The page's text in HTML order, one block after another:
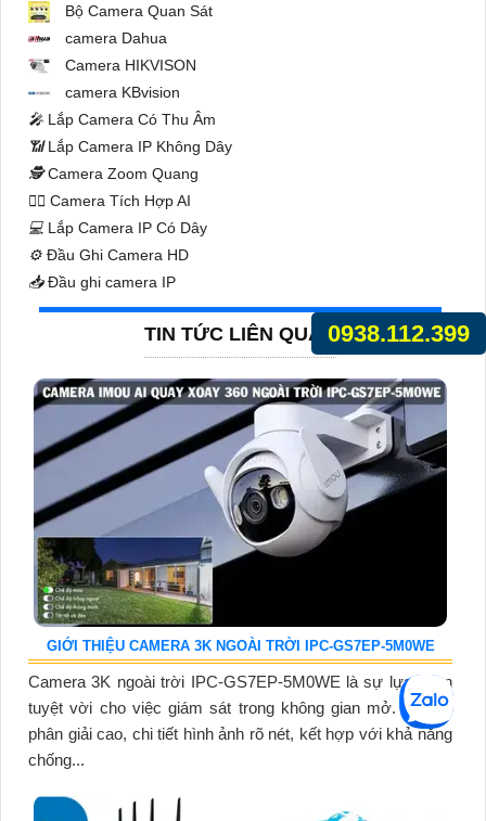
Bộ Camera Quan Sát
camera Dahua
Camera HIKVISON
camera KBvision
️🎤️ Lắp Camera Có Thu Âm
📶Lắp Camera IP Không Dây
🕵️Camera Zoom Quang
🧛‍♀️ Camera Tích Hợp AI
💻 Lắp Camera IP Có Dây
⚙️ Đầu Ghi Camera HD
📥Đầu ghi camera IP
TIN TỨC LIÊN QUAN
GIỚI THIỆU CAMERA 3K NGOÀI TRỜI IPC-GS7EP-5M0WE
Camera 3K ngoài trời IPC-GS7EP-5M0WE là sự lựa chọn
tuyệt vời cho việc giám sát trong không gian mở. Với độ
phân giải cao, chi tiết hình ảnh rõ nét, kết hợp với khả năng
chống...
0938.112.399